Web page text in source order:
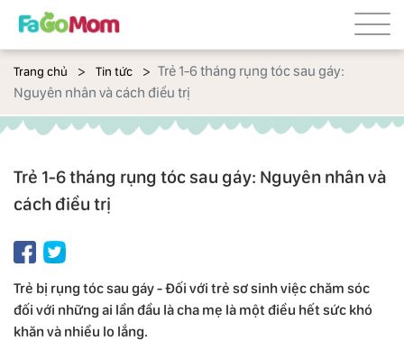
Trang chủ Tin tức
Trẻ 1-6 tháng rụng tóc sau gáy:
Nguyên nhân và cách điều trị
Trẻ 1-6 tháng rụng tóc sau gáy: Nguyên nhân và
cách điều trị
Trẻ bị rụng tóc sau gáy - Đối với trẻ sơ sinh việc chăm sóc
đối với những ai lần đầu là cha mẹ là một điều hết sức khó
khăn và nhiều lo lắng.